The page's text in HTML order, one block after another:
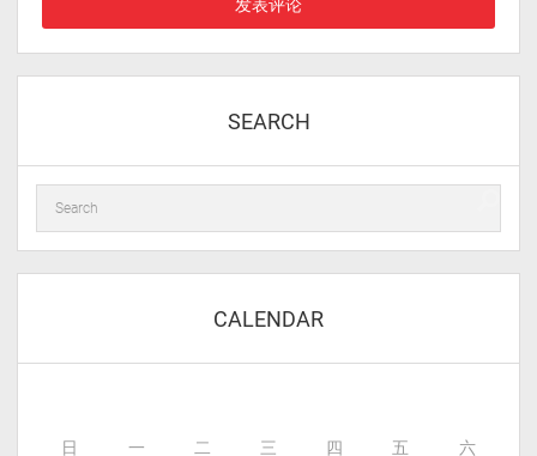
SEARCH
CALENDAR
日 一 二 三 四 五 六